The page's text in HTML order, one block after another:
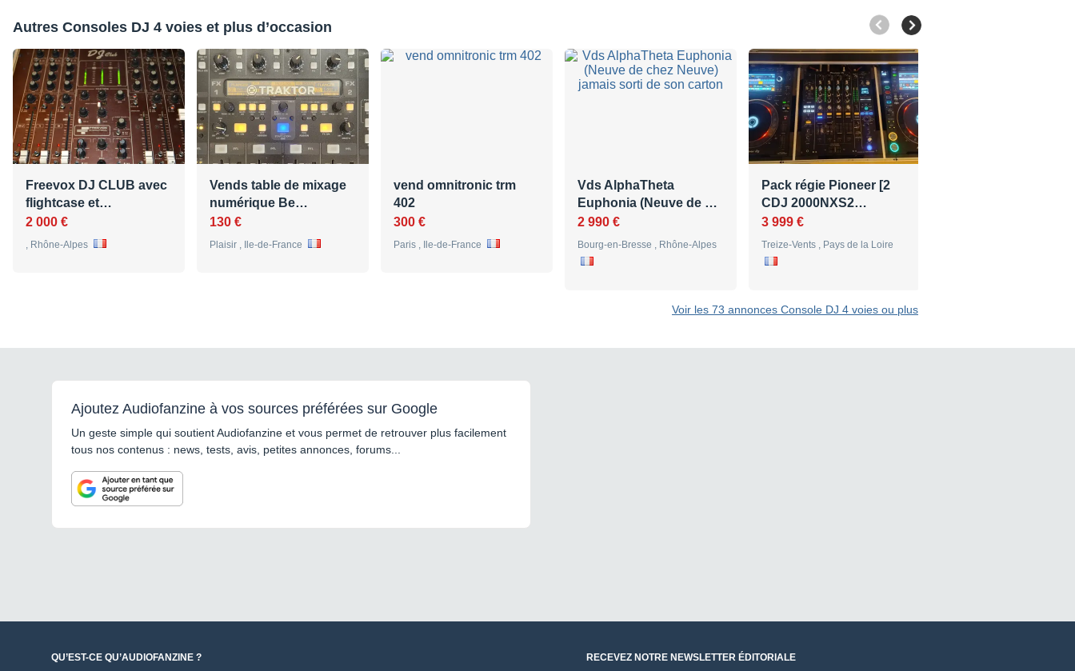
Autres Consoles DJ 4 voies et plus d’occasion
Freevox DJ CLUB avec
flightcase et…
2 000 €
, Rhône-Alpes
Vends table de mixage
numérique Be…
130 €
Plaisir , Ile-de-France
vend omnitronic trm
402
300 €
Paris , Ile-de-France
Vds AlphaTheta
Euphonia (Neuve de …
2 990 €
Bourg-en-Bresse , Rhône-Alpes
Pack régie Pioneer [2
CDJ 2000NXS2…
3 999 €
Treize-Vents , Pays de la Loire
Voir les 73 annonces Console DJ 4 voies ou plus
Ajoutez Audiofanzine à vos sources préférées sur Google
Un geste simple qui soutient Audiofanzine et vous permet de retrouver plus facilement
tous nos contenus : news, tests, avis, petites annonces, forums...
QU’EST-CE QU’AUDIOFANZINE ? RECEVEZ NOTRE NEWSLETTER ÉDITORIALE